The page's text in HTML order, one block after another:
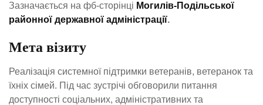
Зазначається на фб-сторінці Могилів-Подільської
районної державної адміністрації.
Мета візиту
Реалізація системної підтримки ветеранів, ветеранок та
їхніх сімей. Під час зустрічі обговорили питання
доступності соціальних, адміністративних та